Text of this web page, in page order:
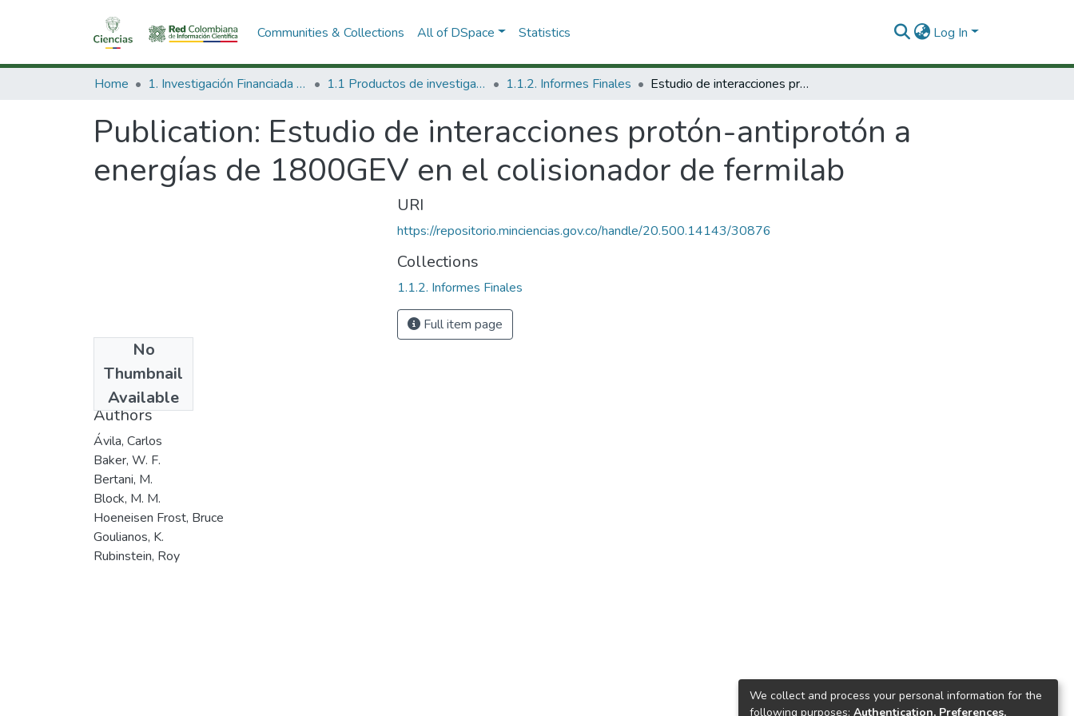
Communities & Collections All of DSpace Statistics Log In
Home 1. Investigación Financiada con Recursos Públicos 1.1 Productos de investigación 1.1.2. Informes Finales Estudio de interacciones protón-antiprotón a energías de 1800GEV en el colisionador de fermilab
Publication: Estudio de interacciones protón-antiprotón a
energías de 1800GEV en el colisionador de fermilab
No
Thumbnail
Available
1992
Authors
Ávila, Carlos
Baker, W. F.
Bertani, M.
Block, M. M.
Hoeneisen Frost, Bruce
Goulianos, K.
Rubinstein, Roy
URI
https://repositorio.minciencias.gov.co/handle/20.500.14143/30876
Collections
1.1.2. Informes Finales
Full item page
We collect and process your personal information for the
following purposes: Authentication, Preferences,